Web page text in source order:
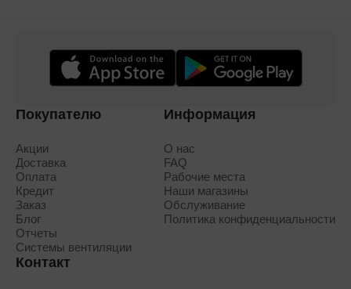
Покупателю
Акции
Доставка
Оплата
Кредит
Заказ
Блог
Отчеты
Системы вентиляции
Информация
О нас
FAQ
Рабочие места
Наши магазины
Обслуживание
Политика конфиденциальности
Контакт